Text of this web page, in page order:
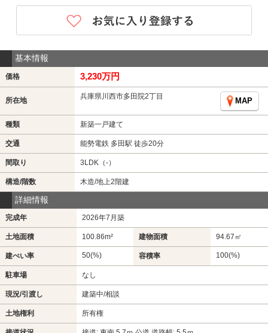
基本情報
価格 3,230万円
所在地 兵庫県川西市多田院2丁目
MAP
種類 新築一戸建て
交通 能勢電鉄 多田駅 徒歩20分
間取り 3LDK（-）
構造/階数 木造/地上2階建
詳細情報
完成年 2026年7月築
土地面積 100.86m² 建物面積 94.67㎡
建ぺい率 50(%) 容積率 100(%)
駐車場 なし
現況/引渡し 建築中/相談
土地権利 所有権